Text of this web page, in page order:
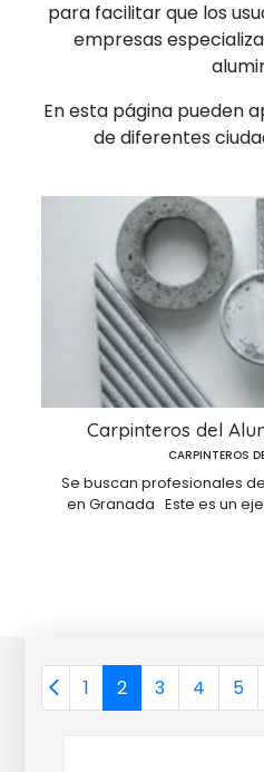
para facilitar que los
empresas
En esta página pueden
de diferentes
Carpinteros del
CARPINTEROS
Se buscan profesionales
en Granada Este es un
1 2 3 4 5